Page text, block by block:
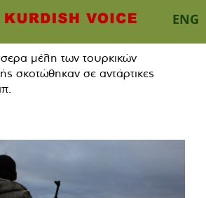
ENG
μέλη των τουρκικών
σκοτώθηκαν σε αντάρτικες